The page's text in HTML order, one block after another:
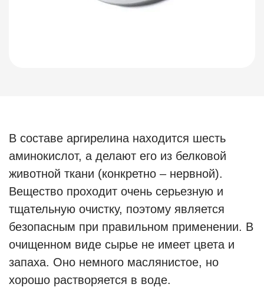
В составе аргирелина находится шесть
аминокислот, а делают его из белковой
животной ткани (конкретно – нервной).
Вещество проходит очень серьезную и
тщательную очистку, поэтому является
безопасным при правильном применении. В
очищенном виде сырье не имеет цвета и
запаха. Оно немного маслянистое, но
хорошо растворяется в воде.